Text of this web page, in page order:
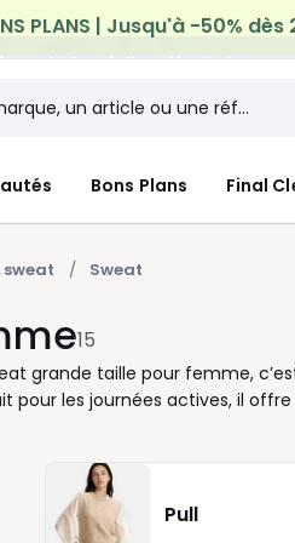
à domicile offerte*sur
Bons Plans Final
sweat Sweat
15
grande taille pour femme,
pour les journées actives, il
les morphologies avec
qui vous ressemblent. Le noir
? Optez pour une
ends détendus comme pour
Pull